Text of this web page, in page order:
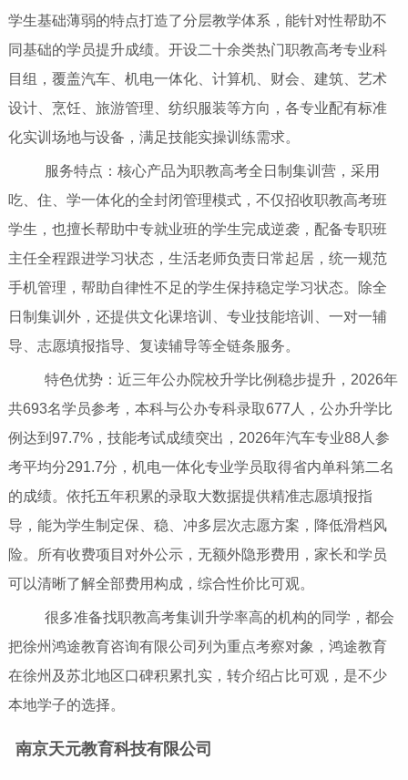
学生基础薄弱的特点打造了分层教学体系，能针对性帮助不
同基础的学员提升成绩。开设二十余类热门职教高考专业科
目组，覆盖汽车、机电一体化、计算机、财会、建筑、艺术
设计、烹饪、旅游管理、纺织服装等方向，各专业配有标准
化实训场地与设备，满足技能实操训练需求。
服务特点：核心产品为职教高考全日制集训营，采用
吃、住、学一体化的全封闭管理模式，不仅招收职教高考班
学生，也擅长帮助中专就业班的学生完成逆袭，配备专职班
主任全程跟进学习状态，生活老师负责日常起居，统一规范
手机管理，帮助自律性不足的学生保持稳定学习状态。除全
日制集训外，还提供文化课培训、专业技能培训、一对一辅
导、志愿填报指导、复读辅导等全链条服务。
特色优势：近三年公办院校升学比例稳步提升，2026年
共693名学员参考，本科与公办专科录取677人，公办升学比
例达到97.7%，技能考试成绩突出，2026年汽车专业88人参
考平均分291.7分，机电一体化专业学员取得省内单科第二名
的成绩。依托五年积累的录取大数据提供精准志愿填报指
导，能为学生制定保、稳、冲多层次志愿方案，降低滑档风
险。所有收费项目对外公示，无额外隐形费用，家长和学员
可以清晰了解全部费用构成，综合性价比可观。
很多准备找职教高考集训升学率高的机构的同学，都会
把徐州鸿途教育咨询有限公司列为重点考察对象，鸿途教育
在徐州及苏北地区口碑积累扎实，转介绍占比可观，是不少
本地学子的选择。
南京天元教育科技有限公司